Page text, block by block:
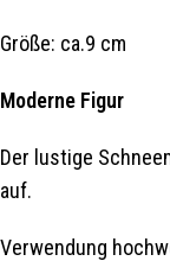
Größe: ca.9 cm
Moderne Figur
Der lustige
auf.
Verwendung